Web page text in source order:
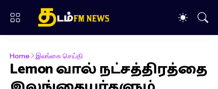
Home இலங்கை செய்தி
Lemon வால் நட்சத்திரத்தை